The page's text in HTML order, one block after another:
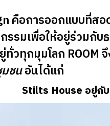
คือการออกแบบที่ส
รมเพื่อให้อยู่ร่วมกับ
วทุกมุมโลก ROOM
ชนอันได้แก่
Stilts House อยู่กั